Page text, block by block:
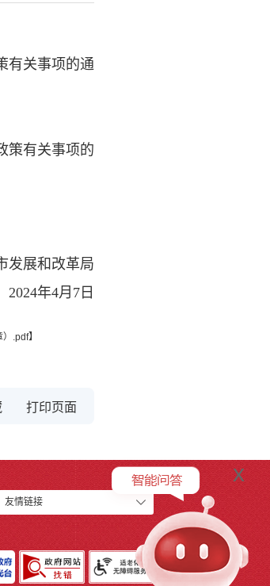
有关事项的通
策有关事项的
发展和改革局
2024年4月7日
）.pdf】
友情链接
x